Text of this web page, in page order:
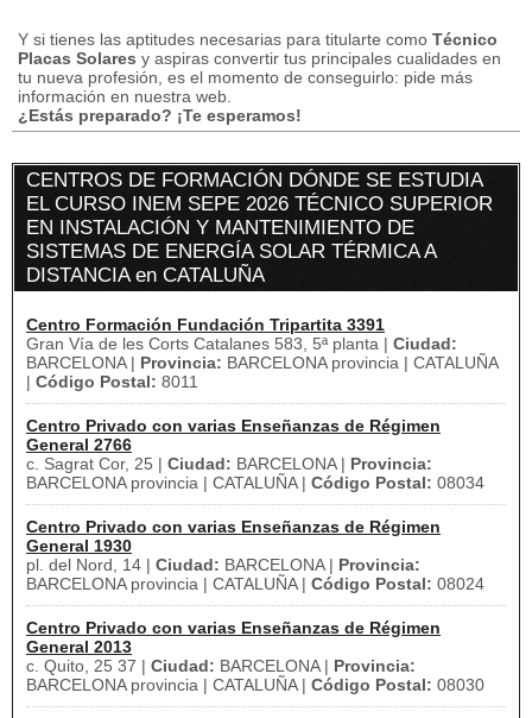
Y si tienes las aptitudes necesarias para titularte como Técnico
Placas Solares y aspiras convertir tus principales cualidades en
tu nueva profesión, es el momento de conseguirlo: pide más
información en nuestra web.
¿Estás preparado? ¡Te esperamos!
CENTROS DE FORMACIÓN DÓNDE SE ESTUDIA
EL CURSO INEM SEPE 2026 TÉCNICO SUPERIOR
EN INSTALACIÓN Y MANTENIMIENTO DE
SISTEMAS DE ENERGÍA SOLAR TÉRMICA A
DISTANCIA en CATALUÑA
Centro Formación Fundación Tripartita 3391
Gran Vía de les Corts Catalanes 583, 5ª planta | Ciudad:
BARCELONA | Provincia: BARCELONA provincia | CATALUÑA
| Código Postal: 8011
Centro Privado con varias Enseñanzas de Régimen
General 2766
c. Sagrat Cor, 25 | Ciudad: BARCELONA | Provincia:
BARCELONA provincia | CATALUÑA | Código Postal: 08034
Centro Privado con varias Enseñanzas de Régimen
General 1930
pl. del Nord, 14 | Ciudad: BARCELONA | Provincia:
BARCELONA provincia | CATALUÑA | Código Postal: 08024
Centro Privado con varias Enseñanzas de Régimen
General 2013
c. Quito, 25 37 | Ciudad: BARCELONA | Provincia:
BARCELONA provincia | CATALUÑA | Código Postal: 08030